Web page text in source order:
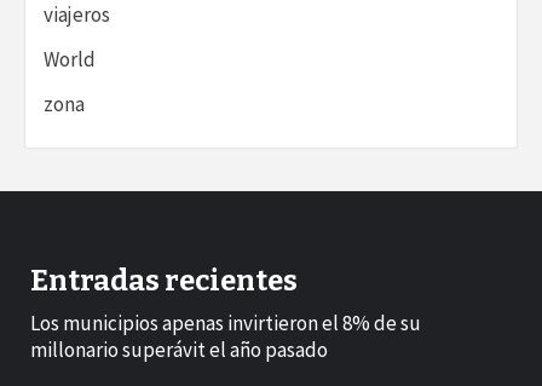
viajeros
World
zona
Entradas recientes
Los municipios apenas invirtieron el 8% de su
millonario superávit el año pasado